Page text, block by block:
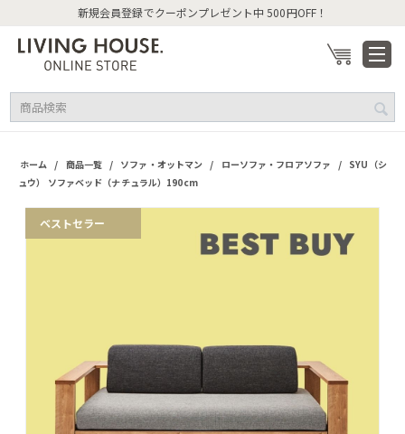
新規会員登録でクーポンプレゼント中 500円OFF！
ホーム / 商品一覧 / ソファ・オットマン / ローソファ・フロアソファ / SYU（シ
ュウ） ソファベッド（ナチュラル）190cm
ベストセラー